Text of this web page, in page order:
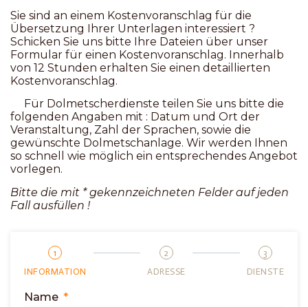
Sie sind an einem Kostenvoranschlag für die
Übersetzung Ihrer Unterlagen interessiert ?
Schicken Sie uns bitte Ihre Dateien über unser
Formular für einen Kostenvoranschlag. Innerhalb
von 12 Stunden erhalten Sie einen detaillierten
Kostenvoranschlag.
Für Dolmetscherdienste teilen Sie uns bitte die
folgenden Angaben mit : Datum und Ort der
Veranstaltung, Zahl der Sprachen, sowie die
gewünschte Dolmetschanlage. Wir werden Ihnen
so schnell wie möglich ein entsprechendes Angebot
vorlegen.
Bitte die mit * gekennzeichneten Felder auf jeden
Fall ausfüllen !
1
INFORMATION
2
ADRESSE
3
DIENSTE
Name